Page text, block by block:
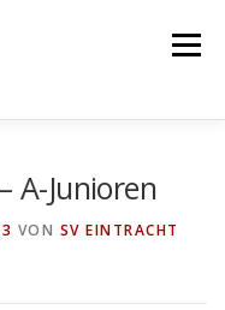
Menü
A-Junioren
VON SV EINTRACHT